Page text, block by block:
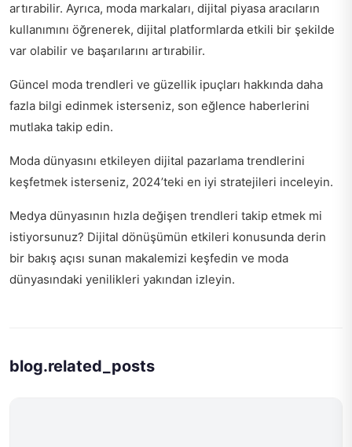
artırabilir. Ayrıca, moda markaları, dijital piyasa aracıların
kullanımını öğrenerek, dijital platformlarda etkili bir şekilde
var olabilir ve başarılarını artırabilir.
Güncel moda trendleri ve güzellik ipuçları hakkında daha
fazla bilgi edinmek isterseniz, son eğlence haberlerini
mutlaka takip edin.
Moda dünyasını etkileyen dijital pazarlama trendlerini
keşfetmek isterseniz, 2024’teki en iyi stratejileri inceleyin.
Medya dünyasının hızla değişen trendleri takip etmek mi
istiyorsunuz? Dijital dönüşümün etkileri konusunda derin
bir bakış açısı sunan makalemizi keşfedin ve moda
dünyasındaki yenilikleri yakından izleyin.
blog.related_posts